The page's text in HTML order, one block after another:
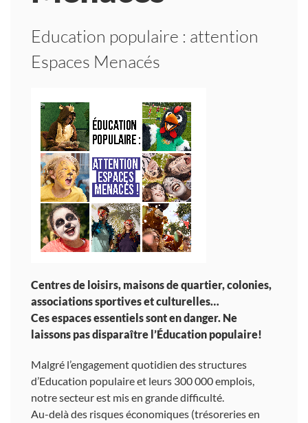
Education populaire : attention
Espaces Menacés
Centres de loisirs, maisons de quartier, colonies,
associations sportives et culturelles…
Ces espaces essentiels sont en danger. Ne
laissons pas disparaître l’Éducation populaire!
Malgré l’engagement quotidien des structures
d’Education populaire et leurs 300 000 emplois,
notre secteur est mis en grande difficulté.
Au-delà des risques économiques (trésoreries en